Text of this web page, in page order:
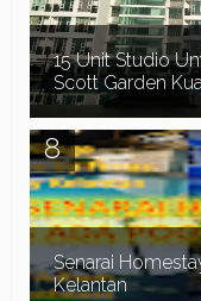
15 Unit Studio
Scott Garden
Scott Garden Kuala
Klang Lama ada
untuk disewa secara
Senarai
Kelantan